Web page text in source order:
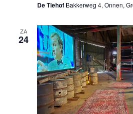
De Tiehof Bakkerweg 4, Onnen,
ZA
24